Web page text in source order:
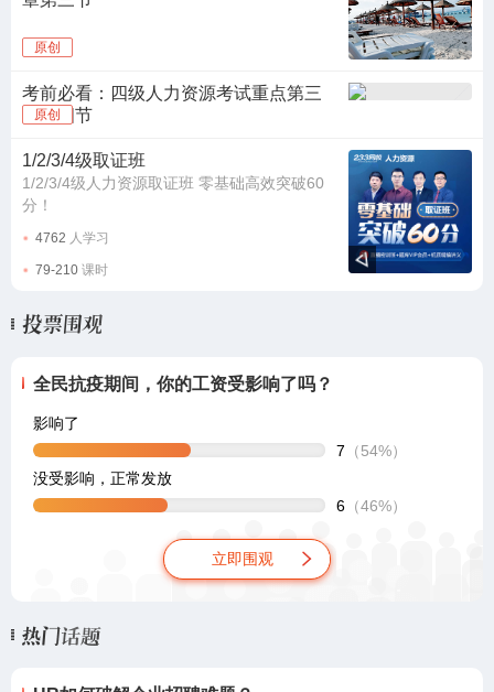
原创
阅读量：
考前必看：四级人力资源考试重点第三
章第四节
原创
阅读量：
1/2/3/4级取证班
1/2/3/4级人力资源取证班 零基础高效突破60
分！
4762 人学习
79-210 课时
全民抗疫期间，你的工资受影响了吗？
影响了
7 （54%）
没受影响，正常发放
6 （46%）
立即围观